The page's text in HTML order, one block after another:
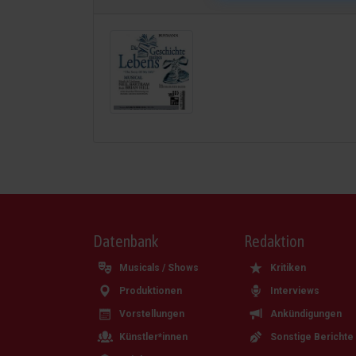
Datenbank
Musicals / Shows
Produktionen
Vorstellungen
Künstler*innen
Redaktion
Kritiken
Interviews
Ankündigungen
Sonstige Berichte